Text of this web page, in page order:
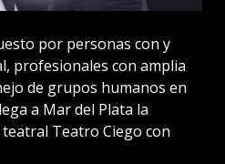
por personas con y
profesionales con amplia
de grupos humanos en
a Mar del Plata la
Teatro Ciego con